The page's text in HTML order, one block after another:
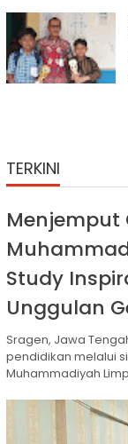
TERKINI
Menjemput
Study
Unggulan
Sragen, Jawa
pendidikan melalui
Muhammadiyah